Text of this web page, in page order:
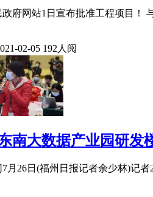
府网站1日宣布批准工程项目！
02-05 192人阅
南大数据产业园研发
月26日(福州日报记者余少林)记